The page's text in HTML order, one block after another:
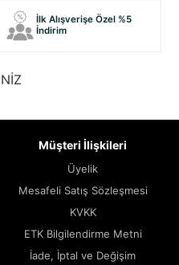
İlk Alışverişe Özel %5
İndirim
Müşteri İlişkileri
Üyelik
Mesafeli Satış Sözleşmesi
KVKK
ETK Bilgilendirme Metni
İade, İptal ve Değişim